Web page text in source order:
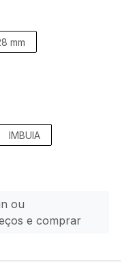
mm
IMBUIA
ou
e comprar